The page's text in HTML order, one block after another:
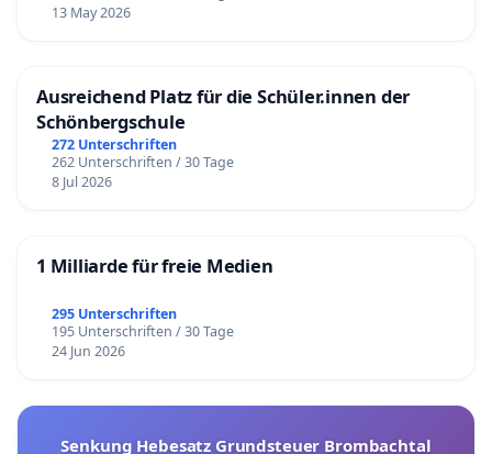
13 May 2026
Ausreichend Platz für die Schüler.innen der
Schönbergschule
272 Unterschriften
262 Unterschriften / 30 Tage
8 Jul 2026
1 Milliarde für freie Medien
295 Unterschriften
195 Unterschriften / 30 Tage
24 Jun 2026
Senkung Hebesatz Grundsteuer Brombachtal